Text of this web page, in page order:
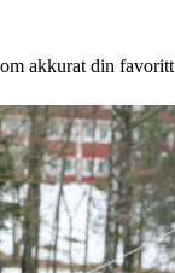
akkurat din favoritt